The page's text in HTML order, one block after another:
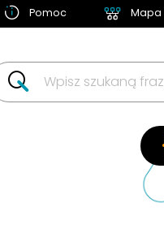
likwidacji
Pomoc Mapa